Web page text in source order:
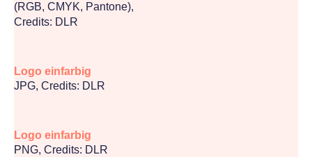
(RGB, CMYK, Pantone),
Credits: DLR
Logo einfarbig
JPG, Credits: DLR
Logo einfarbig
PNG, Credits: DLR